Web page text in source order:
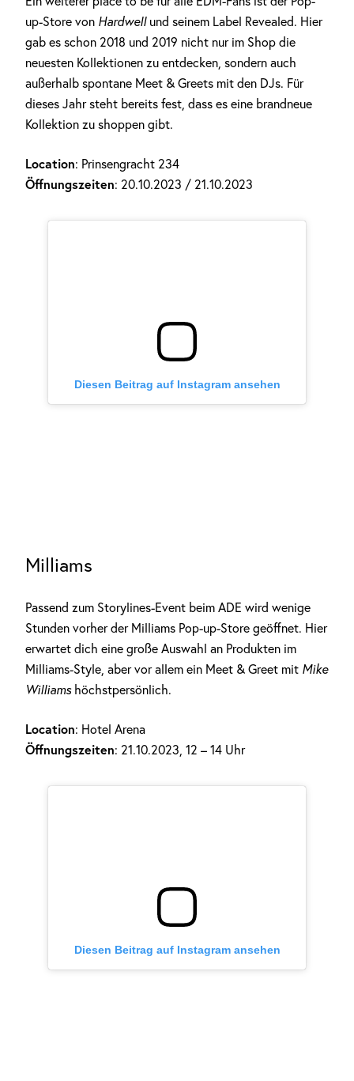
up-Store von Hardwellund seinem Label Revealed. Hier
gab es schon 2018 und 2019 nicht nur im Shop die
neuesten Kollektionen zu entdecken, sondern auch
außerhalb spontane Meet & Greets mit den DJs. Für
dieses Jahr steht bereits fest, dass es eine brandneue
Kollektion zu shoppen gibt.
Location: Prinsengracht 234
Öffnungszeiten: 20.10.2023 / 21.10.2023
Diesen Beitrag auf Instagram ansehen
Milliams
Passend zum Storylines-Event beim ADE wird wenige
Stunden vorher der Milliams Pop-up-Store geöffnet. Hier
erwartet dich eine große Auswahl an Produkten im
Milliams-Style, aber vor allem ein Meet & Greet mit Mike
Williamshöchstpersönlich.
Location: Hotel Arena
Öffnungszeiten: 21.10.2023, 12 – 14 Uhr
Diesen Beitrag auf Instagram ansehen